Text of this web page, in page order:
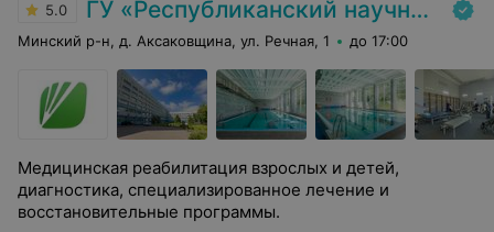
5.0 ГУ «Республиканский научно-практический центр медицинской экспертизы и реабилитаци»
Минский р-н, д. Аксаковщина, ул. Речная, 1 до 17:00
Медицинская реабилитация взрослых и детей,
диагностика, специализированное лечение и
восстановительные программы.